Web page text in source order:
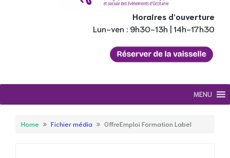
Horaires d’ouverture
Lun-ven : 9h30-13h | 14h-17h30
MENU
Home Fichier média OffreEmploi Formation Label